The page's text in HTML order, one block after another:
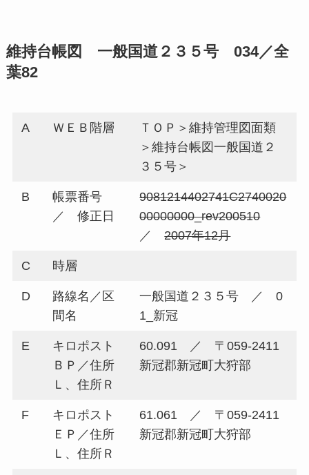
維持台帳図 一般国道２３５号 034／全
葉82
A ＷＥＢ階層
ＴＯＰ＞維持管理図面類
＞維持台帳図一般国道２
３５号＞
B
帳票番号
／ 修正日
9081214402741C2740020
00000000_rev200510
／2007年12月
C 時層
D
路線名／区
間名
一般国道２３５号 ／ 0
1_新冠
E
キロポスト
ＢＰ／住所
Ｌ、住所Ｒ
60.091 ／ 〒059-2411
新冠郡新冠町大狩部
F
キロポスト
ＥＰ／住所
Ｌ、住所Ｒ
61.061 ／ 〒059-2411
新冠郡新冠町大狩部